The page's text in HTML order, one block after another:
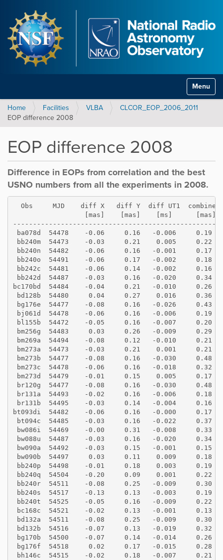
Toggle
Home Facilities VLBA
CLCOR_EOP_2006_2011
EOP difference 2008
EOP difference 2008
Difference in EOPs from correlation and the best
USNO numbers from all the experiments in 2008.
  Obs     MJD    diff X   diff Y  diff UT1  combined
                  [mas]    [mas]    [ms]      [mas]
----------------------------------------------------
ba078d  54478    -0.06     0.16   -0.006     0.19
bb240m  54473    -0.03     0.21    0.005     0.22
bb240n  54482    -0.06     0.16   -0.001     0.17
bb240o  54491    -0.06     0.17   -0.002     0.18
bb242c  54481    -0.06     0.14   -0.002     0.16
bb242d  54487    -0.03     0.16   -0.020     0.34
bc170bd  54484    -0.04     0.21   -0.010     0.26
bd128b  54480     0.04     0.27    0.016     0.36
bg176e  54477    -0.08     0.16   -0.026     0.43
bj061d  54478    -0.06     0.16   -0.006     0.19
bl155b  54472    -0.05     0.16   -0.007     0.20
bm256g  54483     0.03     0.26   -0.009     0.29
bm269a  54494    -0.08     0.12   -0.010     0.21
bm273a  54473    -0.03     0.21    0.001     0.21
bm273b  54477    -0.08     0.16   -0.030     0.48
bm273c  54478    -0.06     0.16   -0.018     0.32
bm273d  54479    -0.01     0.15    0.005     0.17
br120g  54477    -0.08     0.16   -0.030     0.48
br131a  54493    -0.02     0.16   -0.006     0.18
br131b  54495    -0.03     0.14   -0.004     0.16
bt093di  54482    -0.06     0.16   -0.000     0.17
bt094c  54485    -0.03     0.16   -0.022     0.37
bw086i  54469    -0.00     0.31   -0.008     0.33
bw088u  54487    -0.03     0.16   -0.020     0.34
bw090a  54492    -0.03     0.15   -0.001     0.15
bw090b  54497     0.03     0.11    0.009     0.18
bb240p  54498    -0.01     0.18    0.003     0.19
bb240q  54504    -0.20     0.09    0.001     0.22
bb240r  54511    -0.08     0.25   -0.009     0.30
bb240s  54517    -0.13     0.13   -0.003     0.19
bb240t  54525    -0.05     0.16   -0.009     0.22
bc168c  54521    -0.02     0.13   -0.001     0.13
bd132a  54511    -0.08     0.25   -0.009     0.30
bd132b  54516    -0.07     0.13   -0.019     0.32
bg170b  54500    -0.07     0.14   -0.014     0.26
bg176f  54518     0.02     0.17   -0.015     0.28
bh146c  54515    -0.02     0.18   -0.007     0.21